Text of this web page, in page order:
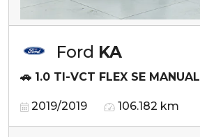
Ford KA
🚗 1.0 TI-VCT FLEX SE MANUAL
2019/2019 106.182 km